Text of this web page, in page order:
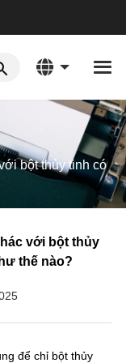
bột thủy tinh có
với bột thủy
thế nào?
để chỉ bột thủy